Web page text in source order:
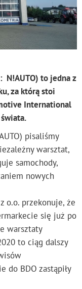
N!AUTO) to jedna z
za którą stoi
International
pisaliśmy
warsztat,
samochody,
nowych
o.o. przekonuje, że
się już po
warsztaty
to ciąg dalszy
do BDO zastąpiły